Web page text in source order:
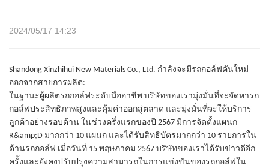
2024/05/17 14:23
Shandong Xinzhihui New Materials Co., Ltd. กำลังจะมีรถกอล์ฟคันใหม่
ออกจากสายการผลิต:
ในฐานะผู้ผลิตรถกอล์ฟระดับมืออาชีพ บริษัทของเรามุ่งมั่นที่จะจัดหารถ
กอล์ฟประสิทธิภาพสูงและคุ้มค่าออกสู่ตลาด และมุ่งมั่นที่จะให้บริการ
ลูกค้าอย่างรอบด้าน ในช่วงครึ่งแรกของปี 2567 มีการจัดตั้งแผนก
R&amp;D มากกว่า 10 แผนก และได้รับสิทธิบัตรมากกว่า 10 รายการใน
ด้านรถกอล์ฟ เมื่อวันที่ 15 พฤษภาคม 2567 บริษัทของเราได้รับข่าวดีอีก
ครั้งและยังคงปรับปรุงความสามารถในการแข่งขันของรถกอล์ฟใน